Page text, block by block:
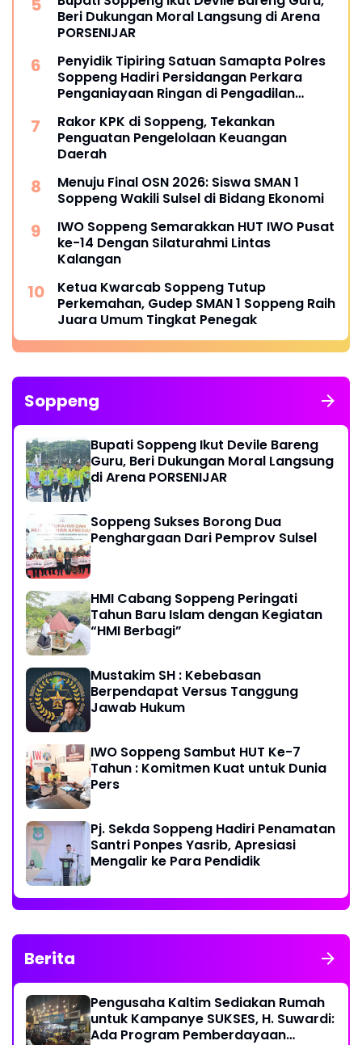
Beri Dukungan Moral Langsung di Arena
PORSENIJAR
Penyidik Tipiring Satuan Samapta Polres
Soppeng Hadiri Persidangan Perkara
Penganiayaan Ringan di Pengadilan
Rakor KPK di Soppeng, Tekankan
Penguatan Pengelolaan Keuangan
Daerah
Menuju Final OSN 2026: Siswa SMAN 1
Soppeng Wakili Sulsel di Bidang Ekonomi
IWO Soppeng Semarakkan HUT IWO Pusat
ke-14 Dengan Silaturahmi Lintas
Kalangan
Ketua Kwarcab Soppeng Tutup
Perkemahan, Gudep SMAN 1 Soppeng Raih
Juara Umum Tingkat Penegak
Soppeng
Bupati Soppeng Ikut Devile Bareng
Guru, Beri Dukungan Moral Langsung
di Arena PORSENIJAR
Soppeng Sukses Borong Dua
Penghargaan Dari Pemprov Sulsel
HMI Cabang Soppeng Peringati
Tahun Baru Islam dengan Kegiatan
“HMI Berbagi”
Mustakim SH : Kebebasan
Berpendapat Versus Tanggung
Jawab Hukum
IWO Soppeng Sambut HUT Ke-7
Tahun : Komitmen Kuat untuk Dunia
Pers
Pj. Sekda Soppeng Hadiri Penamatan
Santri Ponpes Yasrib, Apresiasi
Mengalir ke Para Pendidik
Berita
Pengusaha Kaltim Sediakan Rumah
untuk Kampanye SUKSES, H. Suwardi:
Ada Program Pemberdayaan